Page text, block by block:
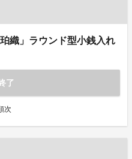
織」ラウンド型小銭入れ
了
次